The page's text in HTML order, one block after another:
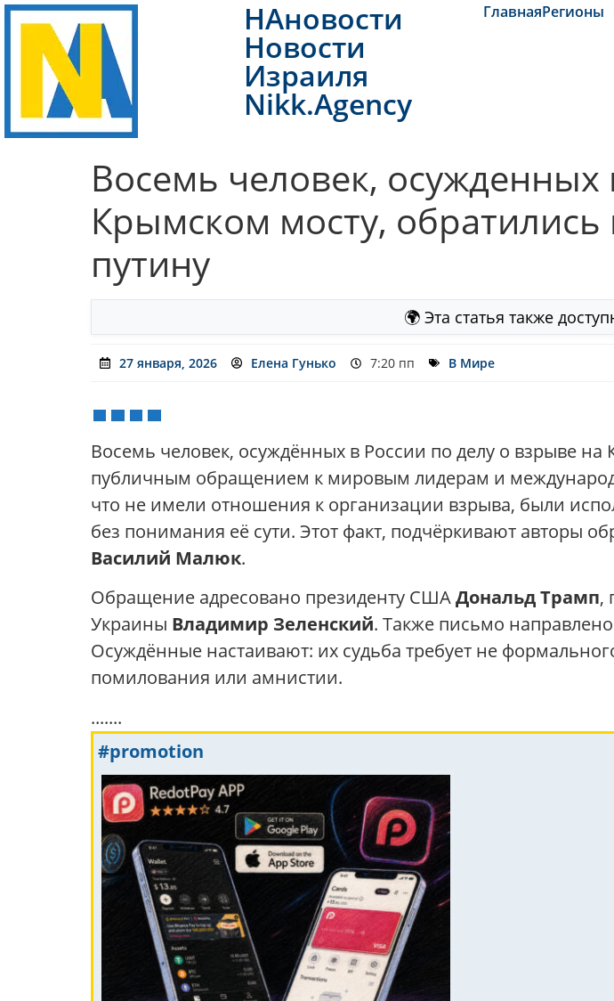
НАновости
Новости
Израиля
Nikk.Agency
ГлавнаяРегионы
Восемь человек,
Крымском мосту,
путину
🌍 Эта статья также
27 января, 2026 Елена Гунько 7:20 пп В Мире
Восемь человек, осуждённых в России по делу о взрыве на
публичным обращением к мировым лидерам и
что не имели отношения к организации взрыва, были
без понимания её сути. Этот факт, подчёркивают авторы
Василий Малюк.
Обращение адресовано президенту СШАДональд Трамп,
Украины Владимир Зеленский. Также письмо
Осуждённые настаивают: их судьба требует не
помилования или амнистии.
.......
#promotion